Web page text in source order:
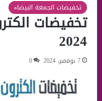
تخفيضات الجمعة البيضاء
تخفيضات
2024
7 نوفمبر، 2024 0